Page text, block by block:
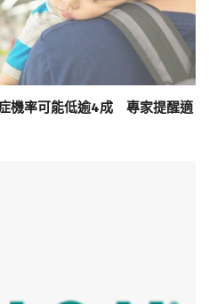
機率可能低逾4成 專家提醒適